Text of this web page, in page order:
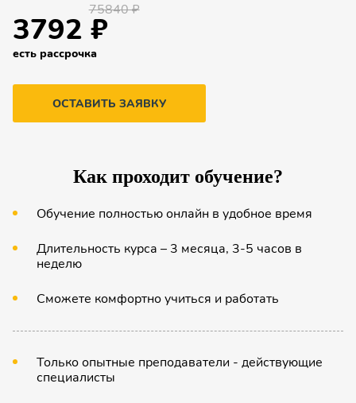
75840 ₽
3792 ₽
есть рассрочка
ОСТАВИТЬ ЗАЯВКУ
Как проходит обучение?
Обучение полностью онлайн в удобное время
Длительность курса – 3 месяца, 3-5 часов в
неделю
Сможете комфортно учиться и работать
Только опытные преподаватели - действующие
специалисты